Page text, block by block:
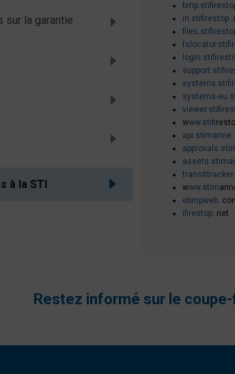
sur la garantie
à la STI
in.stifirestop.
systems-
www.stif
api.stimarine.
www.stim
ebmpweb.
ifirestop. net
Restez informé sur le